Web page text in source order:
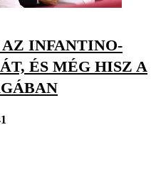
INFANTINO-
ÉS MÉG HISZ A